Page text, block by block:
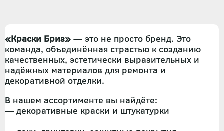
«Краски Бриз» — это не просто бренд. Это
команда, объединённая страстью к созданию
качественных, эстетически выразительных и
надёжных материалов для ремонта и
декоративной отделки.
В нашем ассортименте вы найдёте:
— декоративные краски и штукатурки